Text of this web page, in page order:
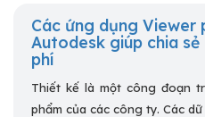
Các ứng dụng Viewer
Autodesk giúp chia
phí
Thiết kế là một công đoạn
phẩm của các công ty. Các